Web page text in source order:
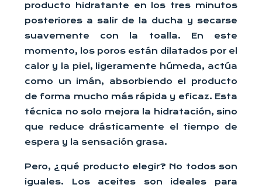
producto hidratante en los tres minutos
posteriores a salir de la ducha y secarse
suavemente con la toalla. En este
momento, los poros están dilatados por el
calor y la piel, ligeramente húmeda, actúa
como un imán, absorbiendo el producto
de forma mucho más rápida y eficaz. Esta
técnica no solo mejora la hidratación, sino
que reduce drásticamente el tiempo de
espera y la sensación grasa.
Pero, ¿qué producto elegir? No todos son
iguales. Los aceites son ideales para